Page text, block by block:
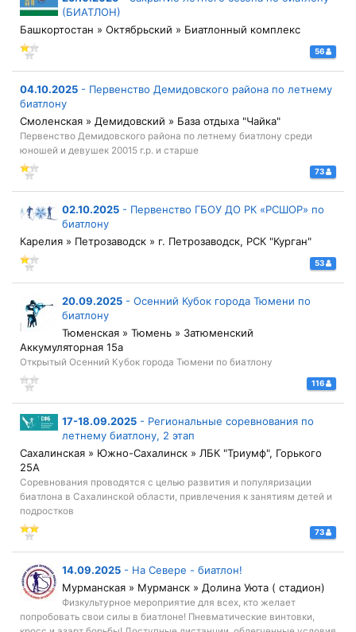
(БИАТЛОН)
Башкортостан » Октябрьский » Биатлонный комплекс
56
04.10.2025 - Первенство Демидовского района по летнему
биатлону
Смоленская » Демидовский » База отдыха "Чайка"
Первенство Демидовского района по летнему биатлону среди
юношей и девушек 20015 г.р. и старше
73
02.10.2025 - Первенство ГБОУ ДО РК «РСШОР» по
биатлону
Карелия » Петрозаводск » г. Петрозаводск, РСК "Курган"
53
20.09.2025 - Осенний Кубок города Тюмени по
биатлону
Тюменская » Тюмень » Затюменский
Аккумуляторная 15а
Открытый Осенний Кубок города Тюмени по биатлону
116
17-18.09.2025 - Региональные соревнования по
летнему биатлону, 2 этап
Сахалинская » Южно-Сахалинск » ЛБК "Триумф", Горького
25А
Соревнования проводятся с целью развития и популяризации
биатлона в Сахалинской области, привлечения к занятиям детей и
подростков
73
14.09.2025 - На Севере - биатлон!
Мурманская » Мурманск » Долина Уюта ( стадион)
Физкультурное мероприятие для всех, кто желает
попробовать свои силы в биатлоне! Пневматические винтовки,